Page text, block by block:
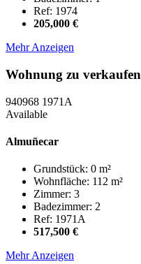
Ref: 1974
205,000 €
Mehr Anzeigen
Wohnung zu verkaufen
940968 1971A
Available
Almuñecar
Grundstück: 0 m²
Wohnfläche: 112 m²
Zimmer: 3
Badezimmer: 2
Ref: 1971A
517,500 €
Mehr Anzeigen